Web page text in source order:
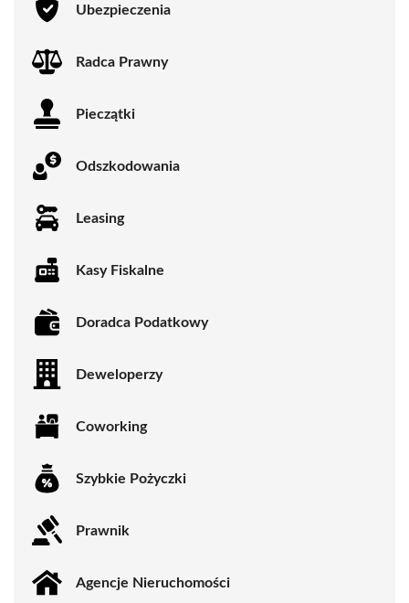
Ubezpieczenia
Radca Prawny
Pieczątki
Odszkodowania
Leasing
Kasy Fiskalne
Doradca Podatkowy
Deweloperzy
Coworking
Szybkie Pożyczki
Prawnik
Agencje Nieruchomości